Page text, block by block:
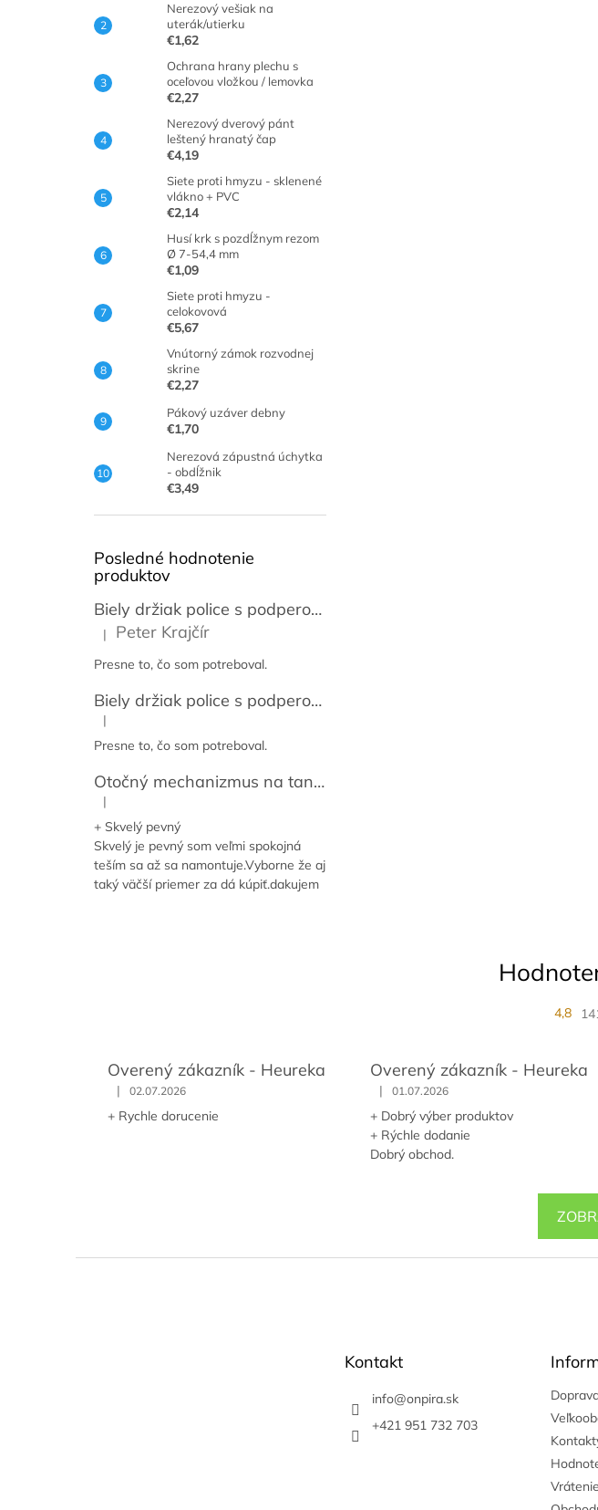
Nerezový vešiak na
uterák/utierku
€1,62
Ochrana hrany plechu s
oceľovou vložkou / lemovka
€2,27
Nerezový dverový pánt
leštený hranatý čap
€4,19
Siete proti hmyzu - sklenené
vlákno + PVC
€2,14
Husí krk s pozdĺžnym rezom
Ø 7-54,4 mm
€1,09
Siete proti hmyzu -
celokovová
€5,67
Vnútorný zámok rozvodnej
skrine
€2,27
Pákový uzáver debny
€1,70
Nerezová zápustná úchytka
- obdĺžnik
€3,49
Posledné hodnotenie
produktov
Biely držiak police s podperou 14-59 cm [2ks]
Hodnotenie produktu je 5 z 5 hviezdičiek.
| Peter Krajčír
Presne to, čo som potreboval.
Biely držiak police s podperou 14-59 cm [2ks]
Hodnotenie produktu je 5 z 5 hviezdičiek.
|
Presne to, čo som potreboval.
Otočný mechanizmus na tanier / točňa pod dosku / Lazy susan
Hodnotenie produktu je 5 z 5 hviezdičiek.
|
+ Skvelý pevný
Skvelý je pevný som veľmi spokojná
teším sa až sa namontuje.Vyborne že aj
taký väčší priemer za dá kúpiť.dakujem
4,8
Overený zákazník - Heureka
| 02.07.2026
+ Rychle dorucenie
Overený zákazník - Heureka
| 01.07.2026
+ Dobrý výber produktov
+ Rýchle dodanie
Dobrý obchod.
Kontakt
info@onpira.sk
+421 951 732 703